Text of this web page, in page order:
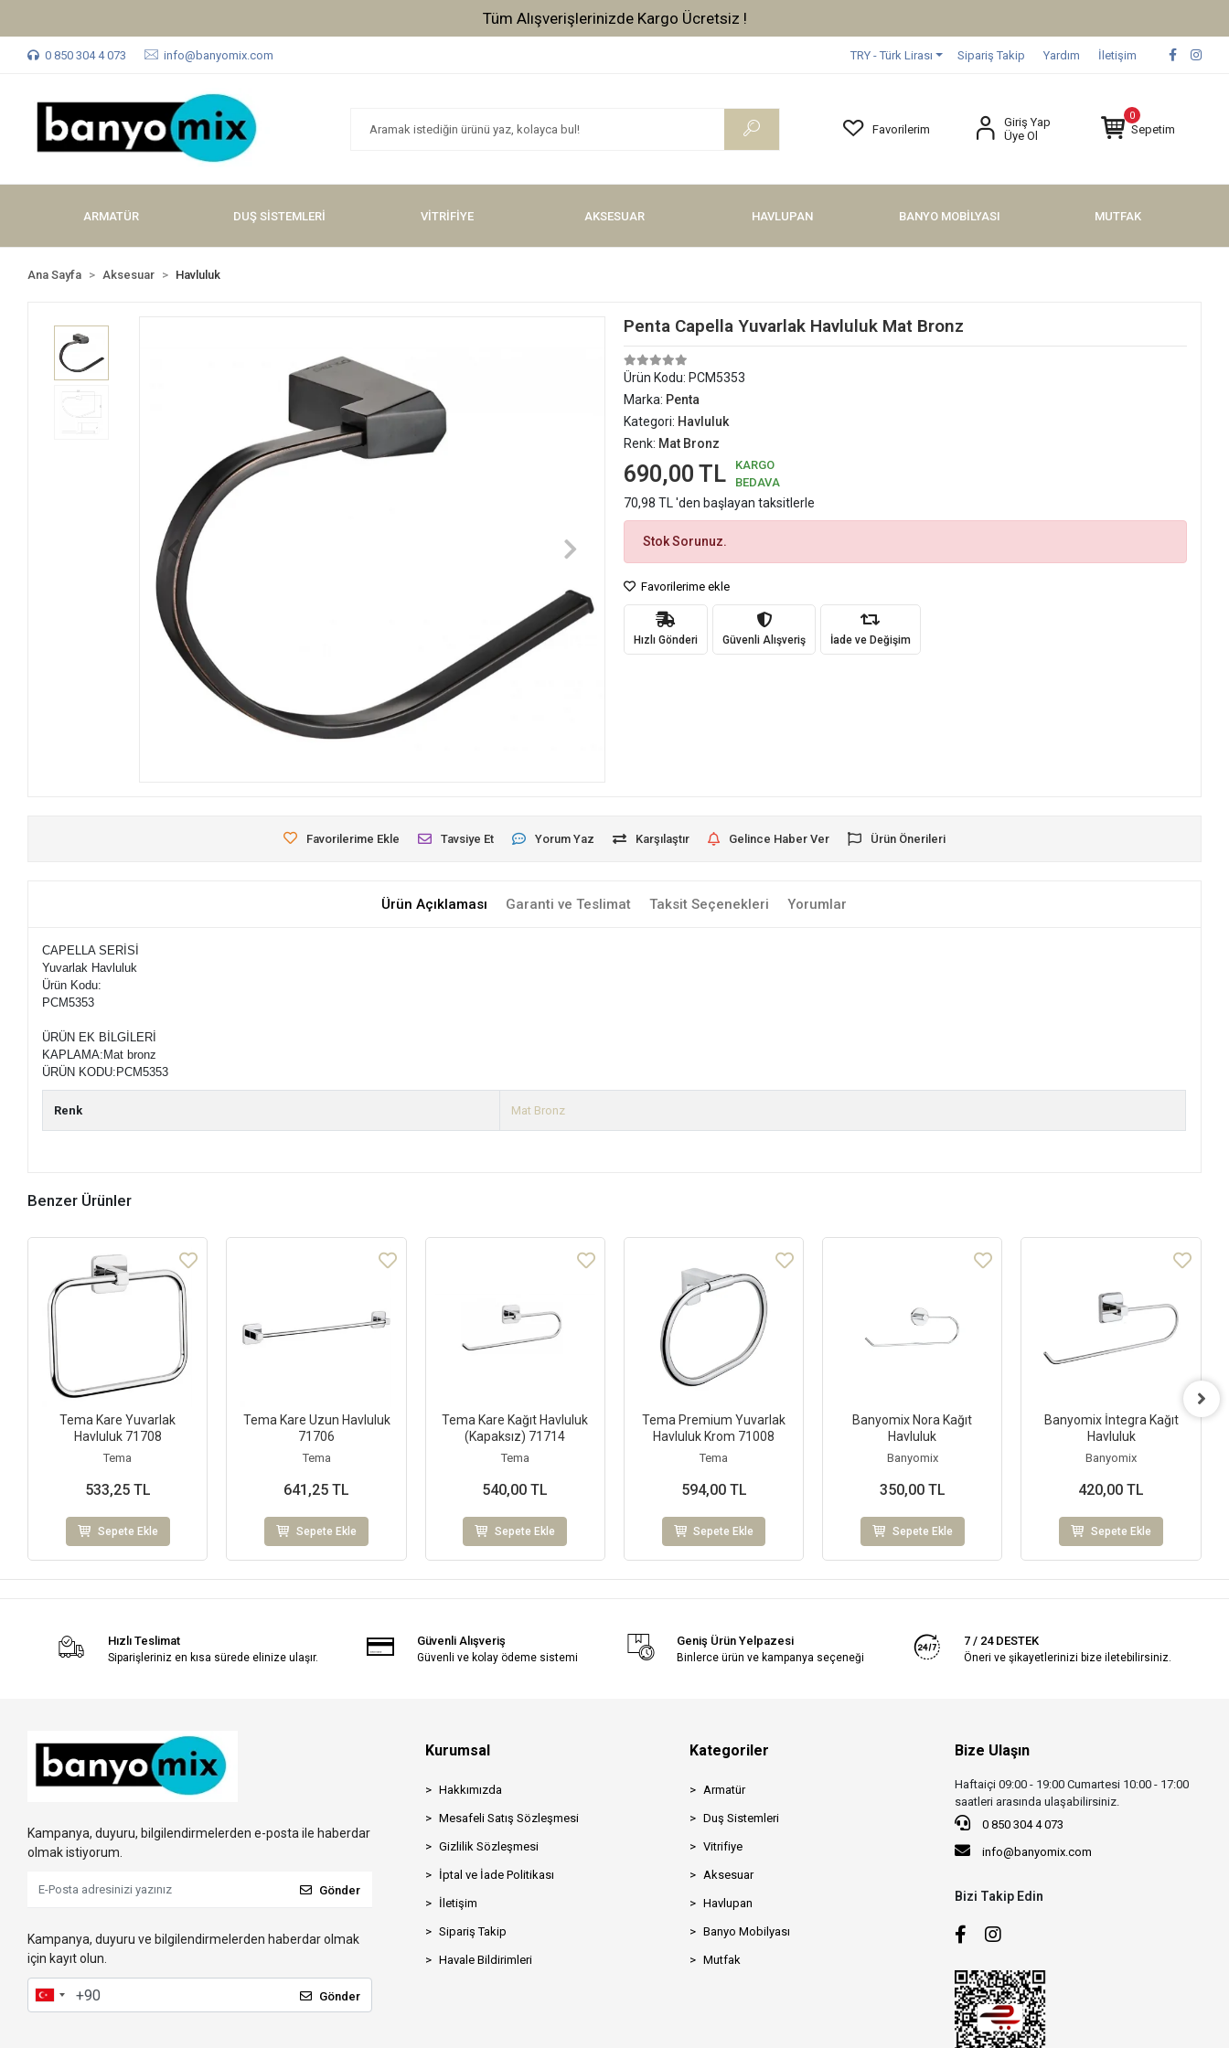
Tüm Alışverişlerinizde Kargo Ücretsiz !
0 850 304 4 073 info@banyomix.com TRY - Türk Lirası Sipariş Takip Yardım İletişim
Favorilerim
Giriş Yap
Üye Ol
0
Sepetim
ARMATÜR DUŞ SİSTEMLERİ VİTRİFİYE AKSESUAR HAVLUPAN BANYO MOBİLYASI MUTFAK
Ana Sayfa Aksesuar Havluluk
Penta Capella Yuvarlak Havluluk Mat Bronz
Ürün Kodu: PCM5353
Marka: Penta
Kategori: Havluluk
Renk: Mat Bronz
690,00 TL
KARGO
BEDAVA
70,98 TL 'den başlayan taksitlerle
Stok Sorunuz.
Favorilerime ekle
Hızlı Gönderi Güvenli Alışveriş İade ve Değişim
Favorilerime Ekle Tavsiye Et Yorum Yaz Karşılaştır Gelince Haber Ver Ürün Önerileri
Ürün Açıklaması Garanti ve Teslimat Taksit Seçenekleri Yorumlar
CAPELLA SERİSİ
Yuvarlak Havluluk
Ürün Kodu:
PCM5353
ÜRÜN EK BİLGİLERİ
KAPLAMA: Mat bronz
ÜRÜN KODU: PCM5353
Renk Mat Bronz
Benzer Ürünler
Tema Kare Yuvarlak
Havluluk 71708
Tema
533,25 TL
Sepete Ekle
Tema Kare Uzun Havluluk
71706
Tema
641,25 TL
Sepete Ekle
Tema Kare Kağıt Havluluk
(Kapaksız) 71714
Tema
540,00 TL
Sepete Ekle
Tema Premium Yuvarlak
Havluluk Krom 71008
Tema
594,00 TL
Sepete Ekle
Banyomix Nora Kağıt
Havluluk
Banyomix
350,00 TL
Sepete Ekle
Banyomix İntegra Kağıt
Havluluk
Banyomix
420,00 TL
Sepete Ekle
Hızlı Teslimat
Siparişleriniz en kısa sürede elinize ulaşır.
Güvenli Alışveriş
Güvenli ve kolay ödeme sistemi
Geniş Ürün Yelpazesi
Binlerce ürün ve kampanya seçeneği
7 / 24 DESTEK
Öneri ve şikayetlerinizi bize iletebilirsiniz.
Kampanya, duyuru, bilgilendirmelerden e-posta ile haberdar
olmak istiyorum.
Gönder
Kampanya, duyuru ve bilgilendirmelerden haberdar olmak
için kayıt olun.
Gönder
Kurumsal
Hakkımızda
Mesafeli Satış Sözleşmesi
Gizlilik Sözleşmesi
İptal ve İade Politikası
İletişim
Sipariş Takip
Havale Bildirimleri
Kategoriler
Armatür
Duş Sistemleri
Vitrifiye
Aksesuar
Havlupan
Banyo Mobilyası
Mutfak
Bize Ulaşın
Haftaiçi 09:00 - 19:00 Cumartesi 10:00 - 17:00
saatleri arasında ulaşabilirsiniz.
0 850 304 4 073
info@banyomix.com
Bizi Takip Edin